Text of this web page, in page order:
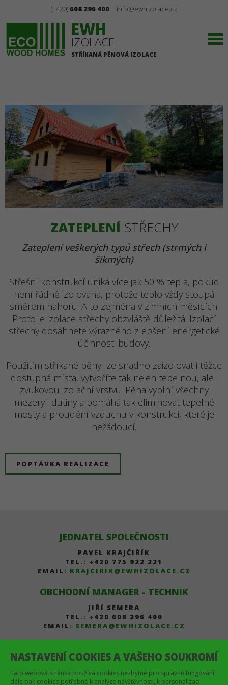
(+420)608 296 400 info@ewhizolace.cz
EWH
IZOLACE
STŘÍKANÁ PĚNOVÁ IZOLACE
ZATEPLENÍ STŘECHY
Zateplení veškerých typů střech (strmých i
šikmých)
Střešní konstrukcí uniká více jak 50 % tepla, pokud
není řádně izolovaná, protože teplo vždy stoupá
směrem nahoru. A to zejména v zimních měsících.
Proto je izolace střechy obzvláště důležitá. Izolací
střechy dosáhnete výrazného zlepšení energetické
účinnosti budovy.
Použitím stříkané pěny lze snadno zaizolovat i těžce
dostupná místa, vytvoříte tak nejen tepelnou, ale i
zvukovou izolační vrstvu. Pěna vyplní všechny
mezery i dutiny a pomáhá tak eliminovat tepelné
mosty a proudění vzduchu v konstrukci, které je
nežádoucí.
POPTÁVKA REALIZACE
JEDNATEL SPOLEČNOSTI
PAVEL KRAJČIŘÍK
TEL.: +420 775 922 221
EMAIL: KRAJCIRIK@EWHIZOLACE.CZ
OBCHODNÍ MANAGER - TECHNIK
JIŘÍ SEMERA
TEL.: +420 608 296 400
EMAIL: SEMERA@EWHIZOLACE.CZ
LICHNOV 288, PSČ 793 15
IČO: 28607341
DIČ: CZ28607341
NASTAVENÍ COOKIES A VAŠEHO SOUKROMÍ
Tato webová stránka používá cookies nezbytné pro správné fungování,
dále pak cookies potřebné k analýze návštěvnosti, k personalizaci